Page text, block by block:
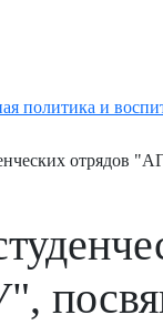
политика и
отрядов